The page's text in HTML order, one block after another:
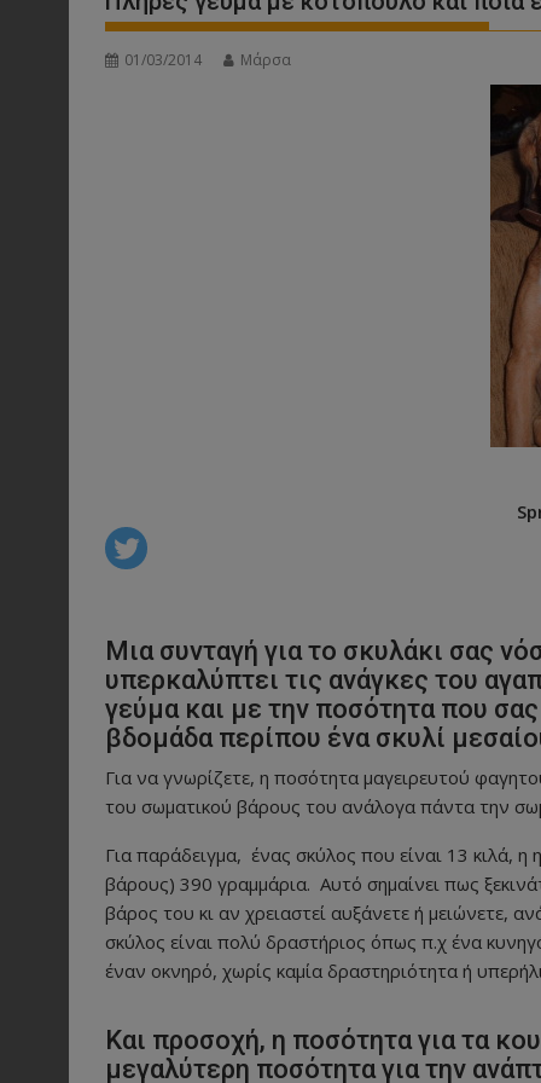
01/03/2014 Μάρσα
Μια συνταγή για το σκυλάκι σας
υπερκαλύπτει τις ανάγκες του
γεύμα και με την ποσότητα που
βδομάδα περίπου ένα σκυλί
Για να γνωρίζετε, η ποσότητα μαγειρευτού
του σωματικού βάρους του ανάλογα πάντα την
Για παράδειγμα, ένας σκύλος που είναι 13 κιλά,
βάρους) 390 γραμμάρια. Αυτό σημαίνει πως
βάρος του κι αν χρειαστεί αυξάνετε ή μειώνετε,
σκύλος είναι πολύ δραστήριος όπως π.χ ένα
έναν οκνηρό, χωρίς καμία δραστηριότητα ή
Και προσοχή, η ποσότητα για τα
μεγαλύτερη ποσότητα για την